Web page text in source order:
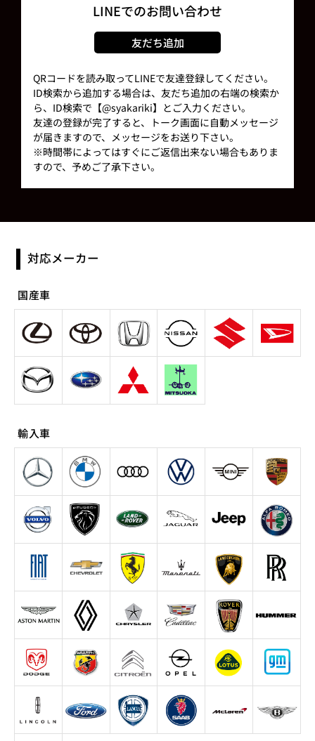
LINEでのお問い合わせ
友だち追加
QRコードを読み取ってLINEで友達登録してください。
ID検索から追加する場合は、友だち追加の右端の検索か
ら、ID検索で【@syakariki】とご入力ください。
友達の登録が完了すると、トーク画面に自動メッセージ
が届きますので、メッセージをお送り下さい。
※時間帯によってはすぐにご返信出来ない場合もありま
すので、予めご了承下さい。
対応メーカー
国産車
輸入車